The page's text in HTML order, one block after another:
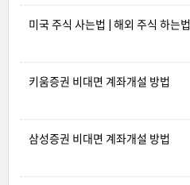
미국 주식 사는법 | 해외 주식 하는법
키움증권 비대면 계좌개설 방법
삼성증권 비대면 계좌개설 방법